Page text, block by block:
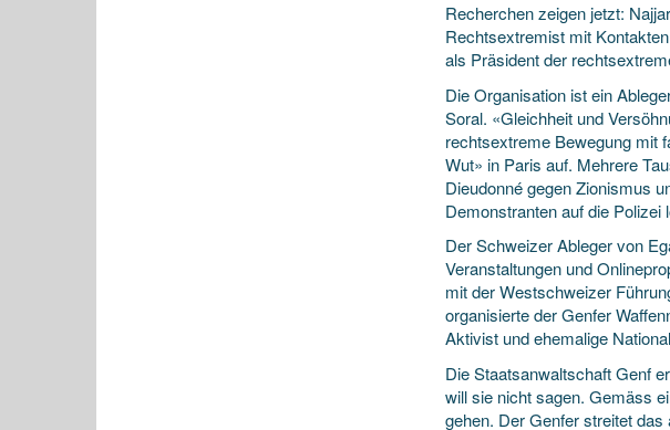
Recherchen zeigen jetzt:
Rechtsextremist mit
als Präsident der
Die Organisation ist ein
Soral. «Gleichheit und
rechtsextreme Bewegung mit
Wut» in Paris auf. Mehrere
Dieudonné gegen Zionismus
Demonstranten auf die Polizei
Der Schweizer Ableger von
Veranstaltungen und
mit der Westschweizer
organisierte der Genfer
Aktivist und ehemalige
Die Staatsanwaltschaft Genf
will sie nicht sagen. Gemäss
gehen. Der Genfer streitet